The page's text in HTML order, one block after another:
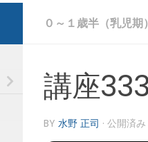
０～１歳半（乳児期）
講座
BY 水野 正司 · 公開済み